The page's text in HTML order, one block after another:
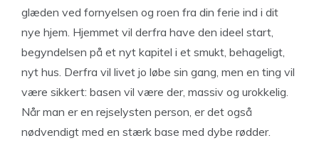
glæden ved fornyelsen og roen fra din ferie ind i dit
nye hjem. Hjemmet vil derfra have den ideel start,
begyndelsen på et nyt kapitel i et smukt, behageligt,
nyt hus. Derfra vil livet jo løbe sin gang, men en ting vil
være sikkert: basen vil være der, massiv og urokkelig.
Når man er en rejselysten person, er det også
nødvendigt med en stærk base med dybe rødder.